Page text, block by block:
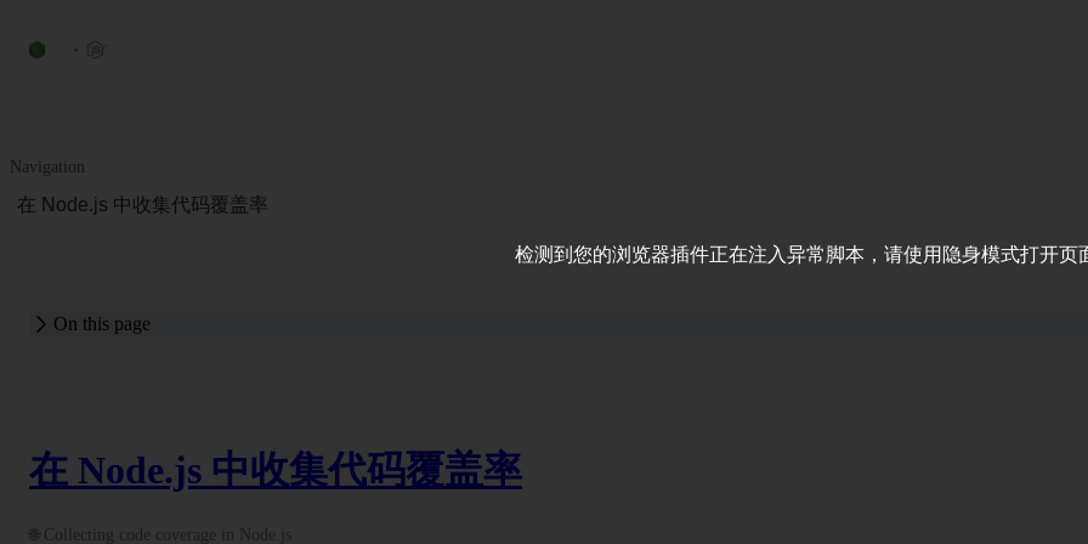
Navigation
在 Node.js 中收集代码覆盖率
On this page
在 Node.js 中收集代码覆盖率
🌐 Collecting code coverage in Node.js
检测到您的浏览器插件正在注入异常脚本，请使用隐身模式打开页